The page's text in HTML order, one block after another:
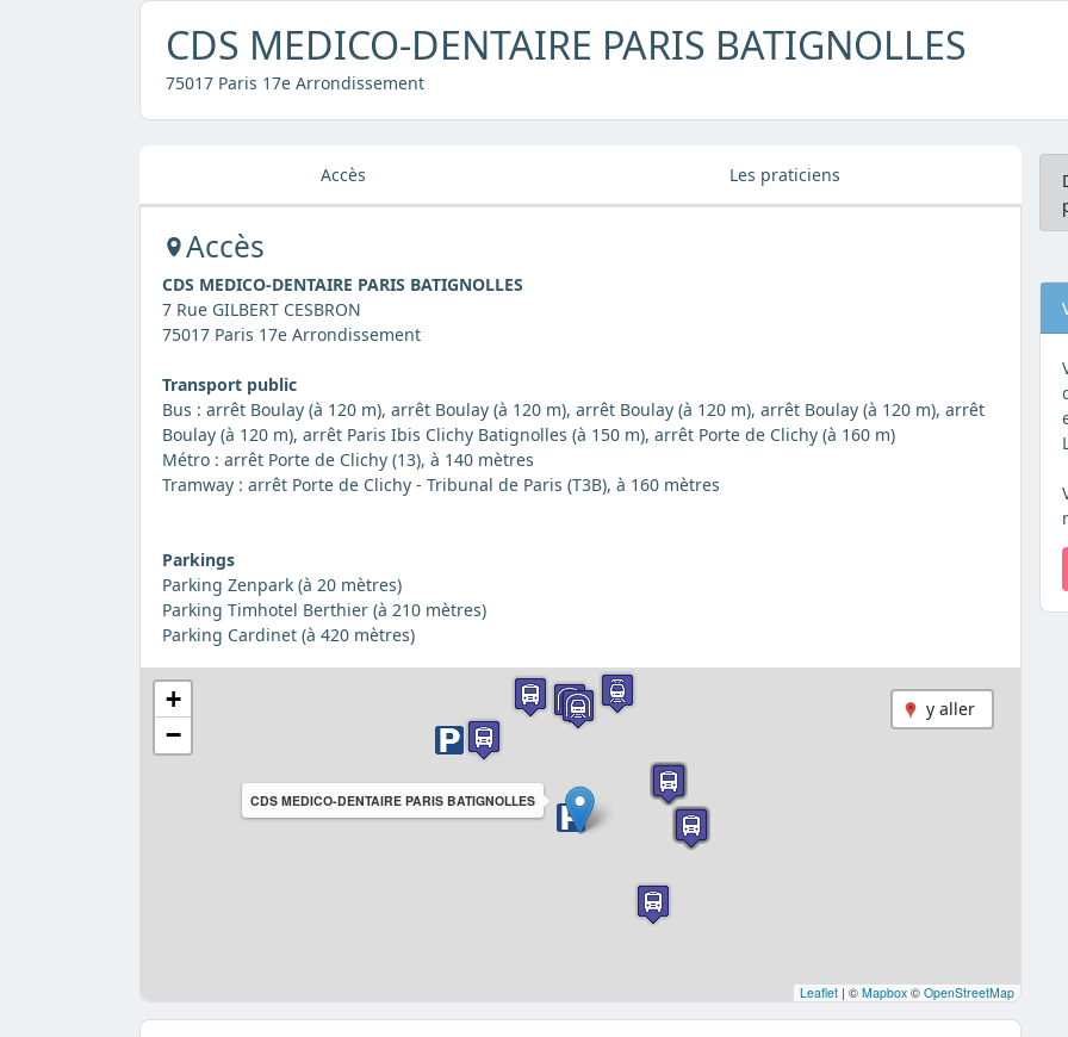
CDS MEDICO-DENTAIRE PARIS BATIGNOLLES
75017 Paris 17e Arrondissement
Accès Les praticiens
Accès
CDS MEDICO-DENTAIRE PARIS BATIGNOLLES
7 Rue GILBERT CESBRON
75017 Paris 17e Arrondissement
Transport public
Bus : arrêt Boulay (à 120 m), arrêt Boulay (à 120 m), arrêt Boulay (à 120 m), arrêt Boulay (à 120 m), arrêt
Boulay (à 120 m), arrêt Paris Ibis Clichy Batignolles (à 150 m), arrêt Porte de Clichy (à 160 m)
Métro : arrêt Porte de Clichy (13), à 140 mètres
Tramway : arrêt Porte de Clichy - Tribunal de Paris (T3B), à 160 mètres
Parkings
Parking Zenpark (à 20 mètres)
Parking Timhotel Berthier (à 210 mètres)
Parking Cardinet (à 420 mètres)
y aller
CDS MEDICO-DENTAIRE PARIS BATIGNOLLES
+
−
Leaflet | © Mapbox © OpenStreetMap